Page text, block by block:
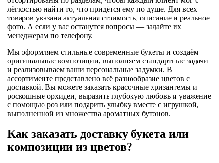
лёгкостью найти то, что придётся ему по душе. Для всех
товаров указана актуальная стоимость, описание и реальное
фото. А если у вас останутся вопросы — задайте их
менеджерам по телефону.
Мы оформляем стильные современные букеты и создаём
оригинальные композиции, выполняем стандартные задачи
и реализовываем ваши персональные задумки. В
ассортименте представлено всё разнообразие цветов с
доставкой. Вы можете заказать красочные хризантемы и
роскошные орхидеи, выразить глубокую любовь и уважение
с помощью роз или подарить улыбку вместе с игрушкой,
выполненной из множества ароматных бутонов.
Как заказать доставку букета или
композиции из цветов?